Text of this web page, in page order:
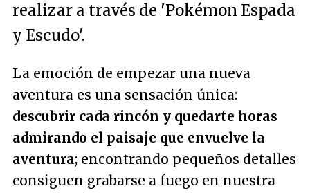
realizar a través de 'Pokémon Espada
y Escudo'.
La emoción de empezar una nueva
aventura es una sensación única:
descubrir cada rincón y quedarte horas
admirando el paisaje que envuelve la
aventura; encontrando pequeños detalles
consiguen grabarse a fuego en nuestra